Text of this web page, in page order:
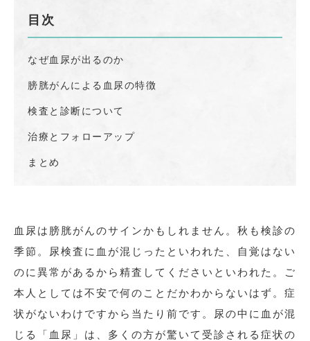
目次
なぜ血尿が出るのか
膀胱がんによる血尿の特徴
検査と診断について
治療とフォローアップ
まとめ
血尿は膀胱がんのサインかもしれません。秋も検診の
季節。尿検査に血が混じったといわれた、自覚はない
のに異常があるから精査してくださいといわれた。ご
本人としては不安で何のことだかわからないはず。症
状がないわけですから当たり前です。尿の中に血が混
じる「血尿」は、多くの方が驚いて受診される症状の